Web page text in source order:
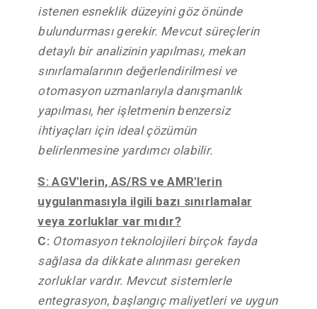
istenen esneklik düzeyini göz önünde
bulundurması gerekir. Mevcut süreçlerin
detaylı bir analizinin yapılması, mekan
sınırlamalarının değerlendirilmesi ve
otomasyon uzmanlarıyla danışmanlık
yapılması, her işletmenin benzersiz
ihtiyaçları için ideal çözümün
belirlenmesine yardımcı olabilir.
S: AGV'lerin, AS/RS ve AMR'lerin
uygulanmasıyla ilgili bazı sınırlamalar
veya zorluklar var mıdır?
C: Otomasyon teknolojileri birçok fayda
sağlasa da dikkate alınması gereken
zorluklar vardır. Mevcut sistemlerle
entegrasyon, başlangıç maliyetleri ve uygun